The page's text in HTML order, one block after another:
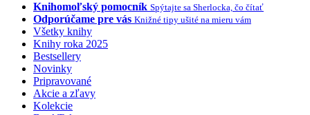
Knihomoľský pomocník Spýtajte sa Sherlocka, čo čítať
Odporúčame pre vás Knižné tipy ušité na mieru vám
Všetky knihy
Knihy roka 2025
Bestsellery
Novinky
Pripravované
Akcie a zľavy
Kolekcie